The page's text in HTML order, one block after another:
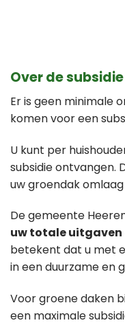
Over de
Er is geen minimale
komen voor een
U kunt per
subsidie ontvangen.
uw groendak
De gemeente
uw totale uitgaven
betekent dat u met
in een duurzame en
Voor groene daken
een maximale